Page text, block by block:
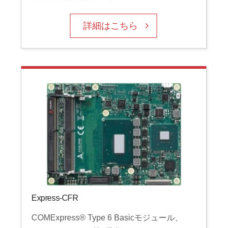
詳細はこちら
Express-CFR
COMExpress® Type 6 Basicモジュール、